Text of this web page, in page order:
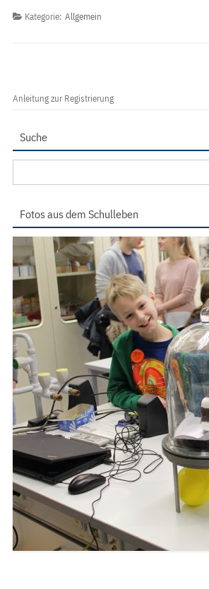
Kategorie: Allgemein
Anleitung zur Registrierung
Suche
nach:
Fotos aus dem Schulleben